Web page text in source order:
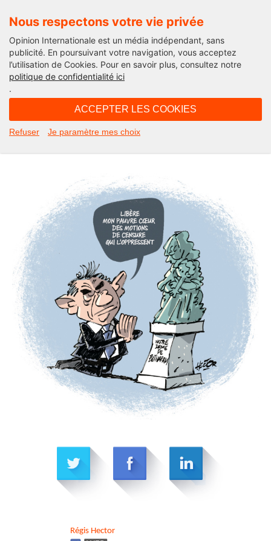
Nous respectons votre vie privée
Opinion Internationale est un média indépendant, sans
publicité. En poursuivant votre navigation, vous acceptez
l’utilisation de Cookies. Pour en savoir plus, consultez notre
politique de confidentialité ici
.
ACCEPTER LES COOKIES
Refuser Je paramètre mes choix
Actu'Folies
Bayrou sous d’autres cieux.
Régis Hector